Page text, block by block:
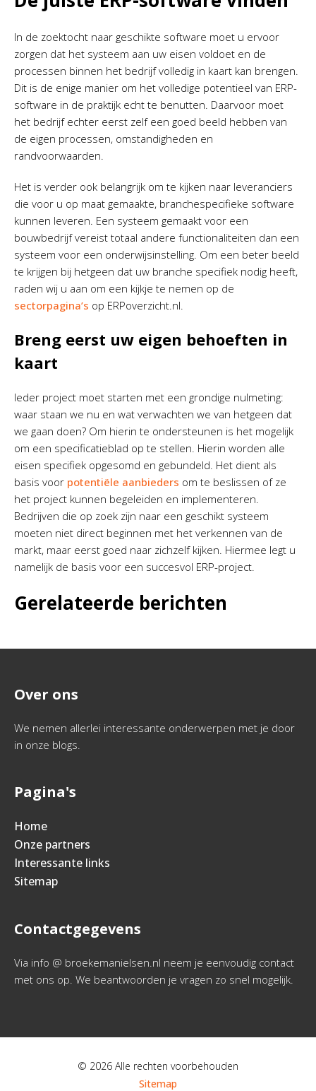
In de zoektocht naar geschikte software moet u ervoor
zorgen dat het systeem aan uw eisen voldoet en de
processen binnen het bedrijf volledig in kaart kan brengen.
Dit is de enige manier om het volledige potentieel van ERP-
software in de praktijk echt te benutten. Daarvoor moet
het bedrijf echter eerst zelf een goed beeld hebben van
de eigen processen, omstandigheden en
randvoorwaarden.
Het is verder ook belangrijk om te kijken naar leveranciers
die voor u op maat gemaakte, branchespecifieke software
kunnen leveren. Een systeem gemaakt voor een
bouwbedrijf vereist totaal andere functionaliteiten dan een
systeem voor een onderwijsinstelling. Om een beter beeld
te krijgen bij hetgeen dat uw branche specifiek nodig heeft,
raden wij u aan om een kijkje te nemen op de
sectorpagina’s op ERPoverzicht.nl.
Breng eerst uw eigen behoeften in
kaart
Ieder project moet starten met een grondige nulmeting:
waar staan we nu en wat verwachten we van hetgeen dat
we gaan doen? Om hierin te ondersteunen is het mogelijk
om een specificatieblad op te stellen. Hierin worden alle
eisen specifiek opgesomd en gebundeld. Het dient als
basis voor potentiële aanbieders om te beslissen of ze
het project kunnen begeleiden en implementeren.
Bedrijven die op zoek zijn naar een geschikt systeem
moeten niet direct beginnen met het verkennen van de
markt, maar eerst goed naar zichzelf kijken. Hiermee legt u
namelijk de basis voor een succesvol ERP-project.
Gerelateerde berichten
Over ons
We nemen allerlei interessante onderwerpen met je door
in onze blogs.
Pagina's
Home
Onze partners
Interessante links
Sitemap
Contactgegevens
Via info @ broekemanielsen.nl neem je eenvoudig contact
met ons op. We beantwoorden je vragen zo snel mogelijk.
© 2026 Alle rechten voorbehouden
Sitemap